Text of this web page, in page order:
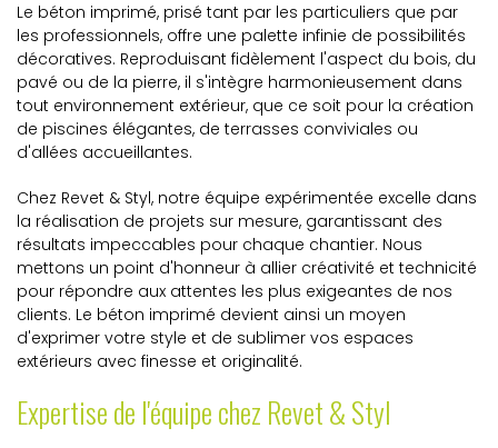
Le béton imprimé, prisé tant par les particuliers que par
les professionnels, offre une palette infinie de possibilités
décoratives. Reproduisant fidèlement l'aspect du bois, du
pavé ou de la pierre, il s'intègre harmonieusement dans
tout environnement extérieur, que ce soit pour la création
de piscines élégantes, de terrasses conviviales ou
d'allées accueillantes.
Chez Revet & Styl, notre équipe expérimentée excelle dans
la réalisation de projets sur mesure, garantissant des
résultats impeccables pour chaque chantier. Nous
mettons un point d'honneur à allier créativité et technicité
pour répondre aux attentes les plus exigeantes de nos
clients. Le béton imprimé devient ainsi un moyen
d'exprimer votre style et de sublimer vos espaces
extérieurs avec finesse et originalité.
Expertise de l'équipe chez Revet & Styl